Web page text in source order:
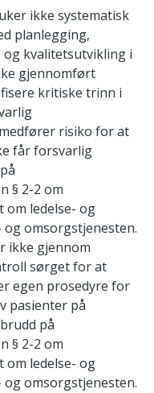
ikke systematisk
planlegging,
kvalitetsutvikling i
gjennomført
kritiske trinn i
risiko for at
får forsvarlig
§ 2-2 om
ledelse- og
omsorgstjenesten.
ikke gjennom
sørget for at
egen prosedyre for
pasienter på
på
§ 2-2 om
ledelse- og
omsorgstjenesten.